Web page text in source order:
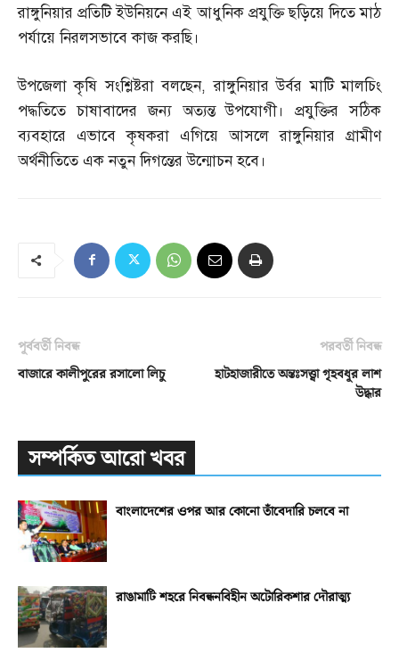
রাঙ্গুনিয়ার প্রতিটি ইউনিয়নে এই আধুনিক প্রযুক্তি ছড়িয়ে দিতে মাঠ
পর্যায়ে নিরলসভাবে কাজ করছি।
উপজেলা কৃষি সংশ্লিষ্টরা বলছেন,রাঙ্গুনিয়ার উর্বর মাটি মালচিং
পদ্ধতিতে চাষাবাদের জন্য অত্যন্ত উপযোগী। প্রযুক্তির সঠিক
ব্যবহারে এভাবে কৃষকরা এগিয়ে আসলে রাঙ্গুনিয়ার গ্রামীণ
অর্থনীতিতে এক নতুন দিগন্তের উন্মোচন হবে।
পূর্ববর্তী নিবন্ধ
বাজারে কালীপুরের রসালো লিচু
পরবর্তী নিবন্ধ
হাটহাজারীতে অন্তঃসত্ত্বা গৃহবধূর লাশ
উদ্ধার
সম্পর্কিত আরো খবর
বাংলাদেশের ওপর আর কোনো তাঁবেদারি চলবে না
রাঙামাটি শহরে নিবন্ধনবিহীন অটোরিকশার দৌরাত্ম্য